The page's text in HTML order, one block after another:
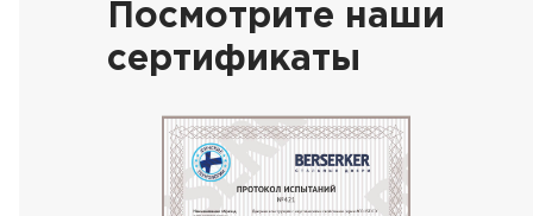
Посмотрите наши
сертификаты